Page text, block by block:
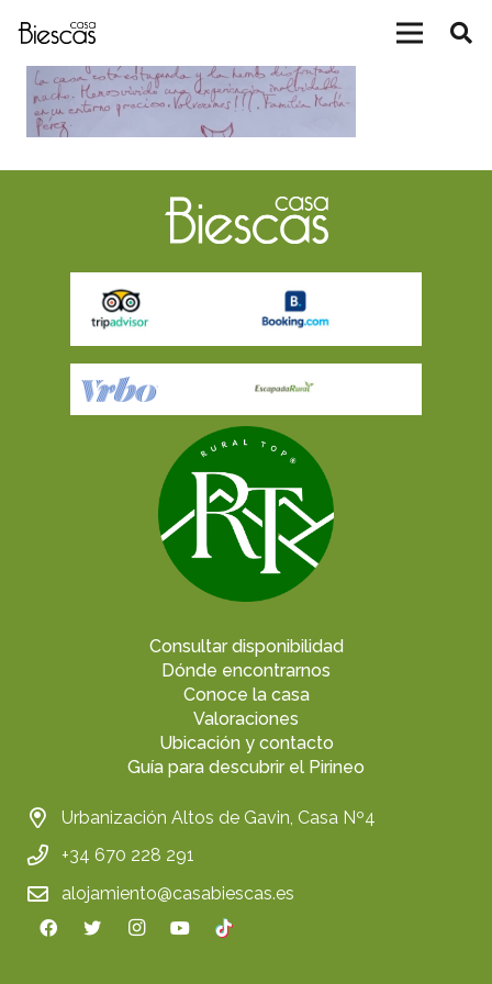
Consultar disponibilidad
Dónde encontrarnos
Conoce la casa
Valoraciones
Ubicación y contacto
Guía para descubrir el Pirineo
Urbanización Altos de Gavin, Casa Nº4
+34 670 228 291
alojamiento@casabiescas.es